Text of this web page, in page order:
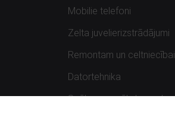
Mobilie telefoni
Zelta juvelierizstrādājumi
Remontam un celtniecībai
Datortehnika
Spēles un spēļu konsoles